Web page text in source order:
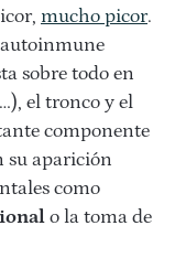
mucho picor.
sobre todo en
el tronco y el
componente
su aparición
como
o la toma de